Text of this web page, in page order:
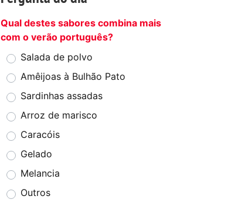
Qual destes sabores combina mais
com o verão português?
Salada de polvo
Amêijoas à Bulhão Pato
Sardinhas assadas
Arroz de marisco
Caracóis
Gelado
Melancia
Outros